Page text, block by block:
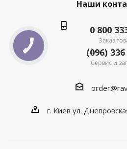
Наши
0 800
Заказ
(096)
Сервис и
г. Киев ул.
КНОПКА
СВЯЗИ